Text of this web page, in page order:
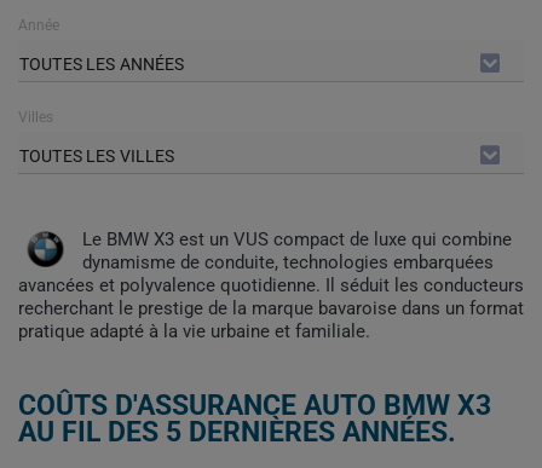
Année
TOUTES LES ANNÉES
Villes
TOUTES LES VILLES
Le BMW X3 est un VUS compact de luxe qui combine
dynamisme de conduite, technologies embarquées
avancées et polyvalence quotidienne. Il séduit les conducteurs
recherchant le prestige de la marque bavaroise dans un format
pratique adapté à la vie urbaine et familiale.
COÛTS D'ASSURANCE AUTO BMW X3
AU FIL DES 5 DERNIÈRES ANNÉES.